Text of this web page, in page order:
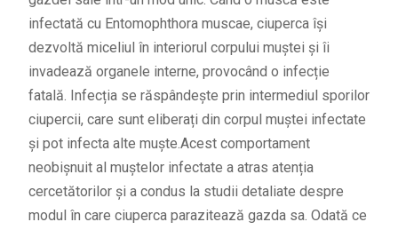
infectată cu Entomophthora muscae, ciuperca își
dezvoltă miceliul în interiorul corpului muștei și îi
invadează organele interne, provocând o infecție
fatală. Infecția se răspândește prin intermediul sporilor
ciupercii, care sunt eliberați din corpul muștei infectate
și pot infecta alte muște.Acest comportament
neobișnuit al muștelor infectate a atras atenția
cercetătorilor și a condus la studii detaliate despre
modul în care ciuperca parazitează gazda sa. Odată ce